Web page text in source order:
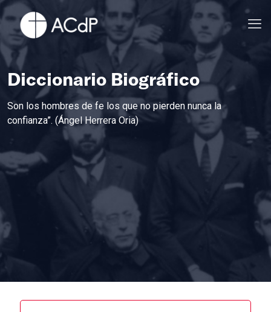
Diccionario Biográfico
Son los hombres de fe los que no pierden nunca la
confianza”. (Ángel Herrera Oria)